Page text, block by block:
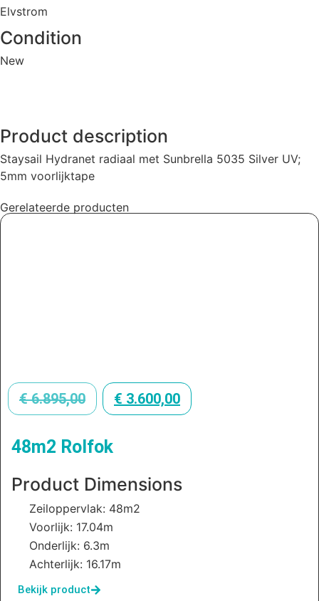
Elvstrom
Condition
New
Product description
Staysail Hydranet radiaal met Sunbrella 5035 Silver UV;
5mm voorlijktape
Gerelateerde producten
€6.895,00 € 3.600,00
48m2 Rolfok
Product Dimensions
Zeiloppervlak: 48m2
Voorlijk: 17.04m
Onderlijk: 6.3m
Achterlijk: 16.17m
Bekijk product